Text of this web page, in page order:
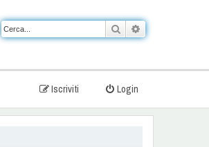
Cerca
Login
Iscriviti